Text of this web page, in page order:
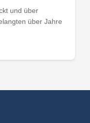
und über
über Jahre